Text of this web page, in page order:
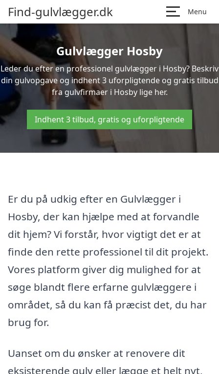
Find-gulvlægger.dk Menu
Gulvlægger Hosby
Leder du efter en professionel gulvlægger i Hosby? Beskriv
din gulvopgave og indhent 3 uforpligtende og gratis tilbud
fra gulvfirmaer i Hosby lige her.
Indhent 3 tilbud, gratis og uforpligtende
Er du på udkig efter en Gulvlægger i
Hosby, der kan hjælpe med at forvandle
dit hjem? Vi forstår, hvor vigtigt det er at
finde den rette professionel til dit projekt.
Vores platform giver dig mulighed for at
søge blandt flere erfarne gulvlæggere i
området, så du kan få præcist det, du har
brug for.
Uanset om du ønsker at renovere dit
eksisterende gulv eller lægge et helt nyt,